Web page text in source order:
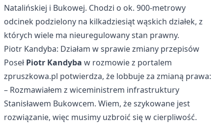
Natalińskiej i Bukowej. Chodzi o ok. 900-metrowy
odcinek podzielony na kilkadziesiąt wąskich działek, z
których wiele ma nieuregulowany stan prawny.
Piotr Kandyba: Działam w sprawie zmiany przepisów
Poseł Piotr Kandyba w rozmowie z portalem
zpruszkowa.pl potwierdza, że lobbuje za zmianą prawa:
– Rozmawiałem z wiceministrem infrastruktury
Stanisławem Bukowcem. Wiem, że szykowane jest
rozwiązanie, więc musimy uzbroić się w cierpliwość.